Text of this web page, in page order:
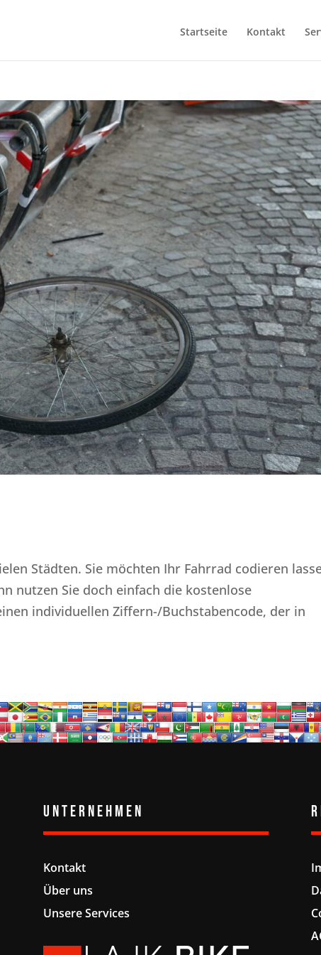
Startseite Kontakt
Städten. Sie möchten Ihr Fahrrad codieren
nutzen Sie doch einfach die kostenlose
individuellen Ziffern-/Buchstabencode, der in
Unternehmen
Kontakt
Über uns
Unsere Services